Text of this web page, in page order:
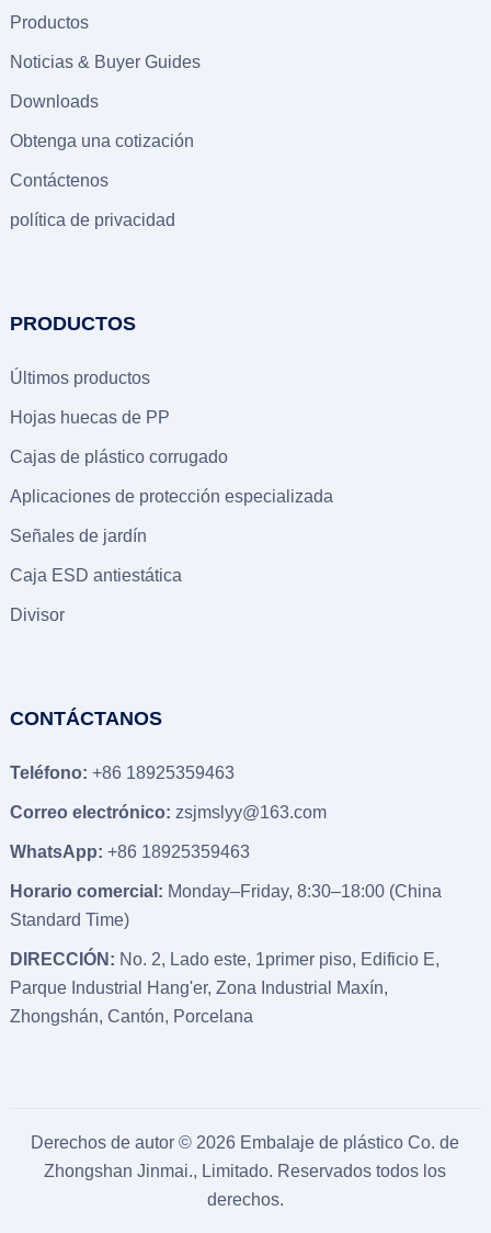
Productos
Noticias & Buyer Guides
Downloads
Obtenga una cotización
Contáctenos
política de privacidad
PRODUCTOS
Últimos productos
Hojas huecas de PP
Cajas de plástico corrugado
Aplicaciones de protección especializada
Señales de jardín
Caja ESD antiestática
Divisor
CONTÁCTANOS
Teléfono: +86 18925359463
Correo electrónico: zsjmslyy@163.com
WhatsApp: +86 18925359463
Horario comercial: Monday–Friday, 8:30–18:00 (China
Standard Time)
DIRECCIÓN: No. 2, Lado este, 1primer piso, Edificio E,
Parque Industrial Hang'er, Zona Industrial Maxín,
Zhongshán, Cantón, Porcelana
Derechos de autor © 2026 Embalaje de plástico Co. de
Zhongshan Jinmai., Limitado. Reservados todos los
derechos.